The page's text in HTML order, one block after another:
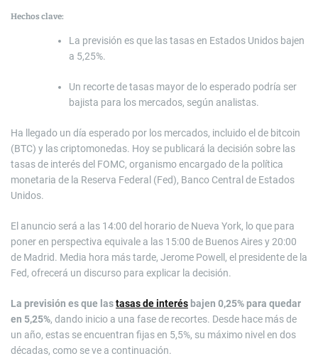
Hechos clave:
La previsión es que las tasas en Estados Unidos bajen
a 5,25%.
Un recorte de tasas mayor de lo esperado podría ser
bajista para los mercados, según analistas.
Ha llegado un día esperado por los mercados, incluido el de bitcoin
(BTC) y las criptomonedas. Hoy se publicará la decisión sobre las
tasas de interés del FOMC, organismo encargado de la política
monetaria de la Reserva Federal (Fed), Banco Central de Estados
Unidos.
El anuncio será a las 14:00 del horario de Nueva York, lo que para
poner en perspectiva equivale a las 15:00 de Buenos Aires y 20:00
de Madrid. Media hora más tarde, Jerome Powell, el presidente de la
Fed, ofrecerá un discurso para explicar la decisión.
La previsión es que lastasas de interés bajen 0,25% para quedar
en 5,25%, dando inicio a una fase de recortes. Desde hace más de
un año, estas se encuentran fijas en 5,5%, su máximo nivel en dos
décadas, como se ve a continuación.